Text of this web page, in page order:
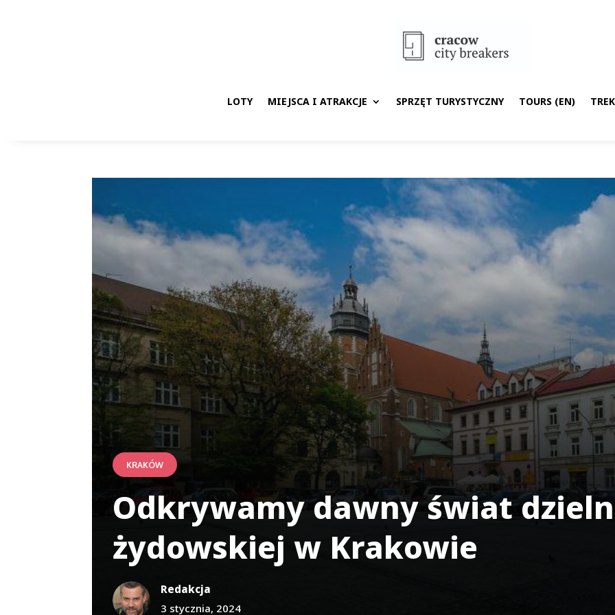
LOTY MIEJSCA I ATRAKCJE SPRZĘT TURYSTYCZNY TOURS (EN)
KRAKÓW
Odkrywamy dawny świat
żydowskiej w Krakowie
Redakcja
3 stycznia, 2024